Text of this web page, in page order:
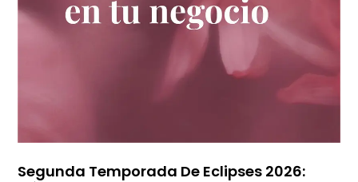
Segunda Temporada De Eclipses 2026: